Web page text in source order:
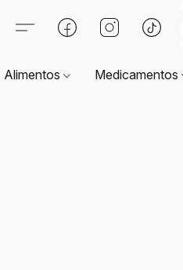
Alimentos Medicamentos